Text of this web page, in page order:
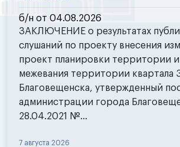
б/н от 04.08.2026
ЗАКЛЮЧЕНИЕ о результатах
слушаний по проекту внесения
проект планировки территории
межевания территории квартала
Благовещенска, утвержденный
администрации города
28.04.2021 №...
7 августа 2026